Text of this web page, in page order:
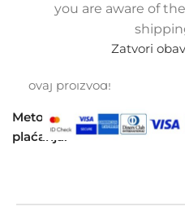
you are aware of
Zatvori
Usporedi
Dodaj na
ovaj proizvod!
Metode
plaćanja: